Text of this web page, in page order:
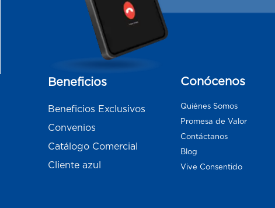
Beneficios
Beneficios Exclusivos
Convenios
Catálogo Comercial
Cliente azul
Conócenos
Quiénes Somos
Promesa de Valor
Contáctanos
Blog
Vive Consentido